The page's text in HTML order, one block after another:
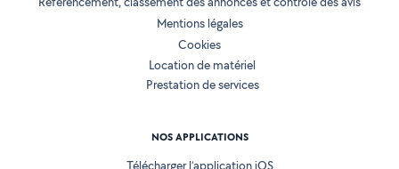
Mentions légales
Cookies
Location de matériel
Prestation de services
NOS APPLICATIONS
Télécharger l’application iOS